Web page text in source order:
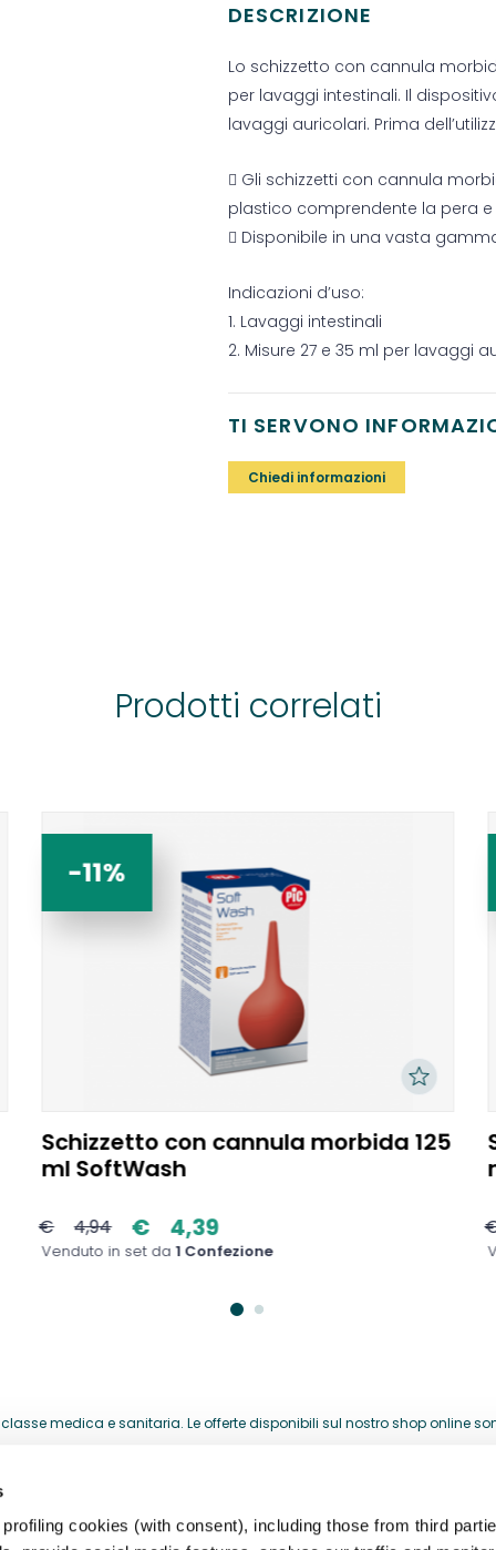
cookies (with consent), including those from third
DESCRIZIONE
Lo schizzetto con cannula
per lavaggi intestinali. Il
lavaggi auricolari. Prima
 Gli schizzetti con cannula
plastico comprendente la pera e
 Disponibile in una vasta
Indicazioni d’uso:
1. Lavaggi intestinali
2. Misure 27 e 35 ml per lavaggi
TI SERVONO
Chiedi informazioni
Prodotti correlati
-11%
Schizzetto con cannula morbida 125
ml SoftWash
€ 4,94 € 4,39
Venduto in set da1 Confezione
medica e sanitaria. Le offerte disponibili sul nostro shop online
HELP CENTER